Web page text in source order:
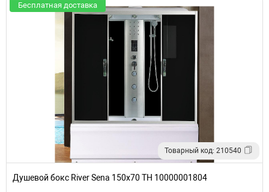
Бесплатная доставка
Товарный код: 210540
Душевой бокс River Sena 150x70 ТН 10000001804